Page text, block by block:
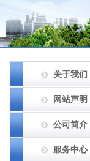
关于我们
网站声明
公司简介
服务中心